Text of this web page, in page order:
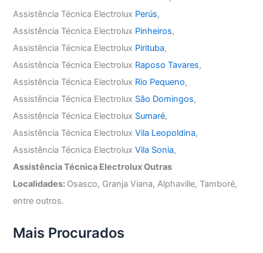
Assistência Técnica Electrolux Perús,
Assistência Técnica Electrolux Pinheiros,
Assistência Técnica Electrolux Pirituba,
Assistência Técnica Electrolux Raposo Tavares,
Assistência Técnica Electrolux Rio Pequeno,
Assistência Técnica Electrolux São Domingos,
Assistência Técnica Electrolux Sumaré,
Assistência Técnica ElectroluxVila Leopoldina,
Assistência Técnica ElectroluxVila Sonia,
Assistência Técnica Electrolux Outras
Localidades: Osasco, Granja Viana, Alphaville, Tamboré,
entre outros.
Mais Procurados